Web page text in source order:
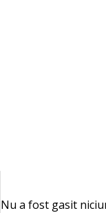
Nu a fost gasit